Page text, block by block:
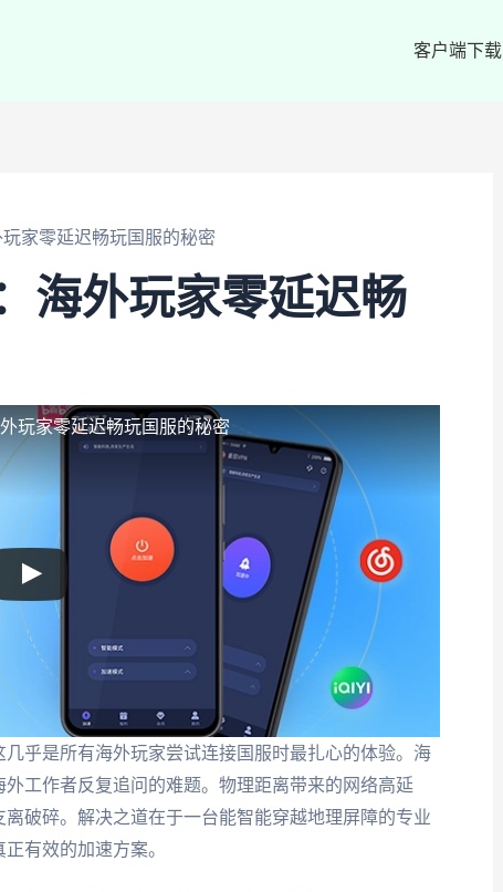
客户端下载
家零延迟畅玩国服的秘密
海外玩家零延迟畅
玩家零延迟畅玩国服的秘密
乎是所有海外玩家尝试连接国服时最扎心的体验。海
工作者反复追问的难题。物理距离带来的网络高延
破碎。解决之道在于一台能智能穿越地理屏障的专业
有效的加速方案。